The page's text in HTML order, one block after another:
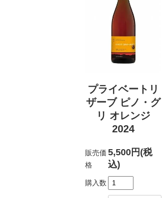
プライベートリ
ザーブ ピノ・グ
リ オレンジ
2024
販売価
格
5,500円(税
込)
購入数